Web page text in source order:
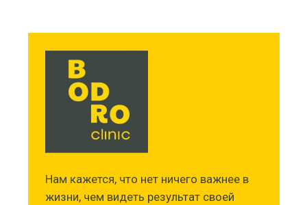
Нам кажется, что нет ничего важнее в
жизни, чем видеть результат своей